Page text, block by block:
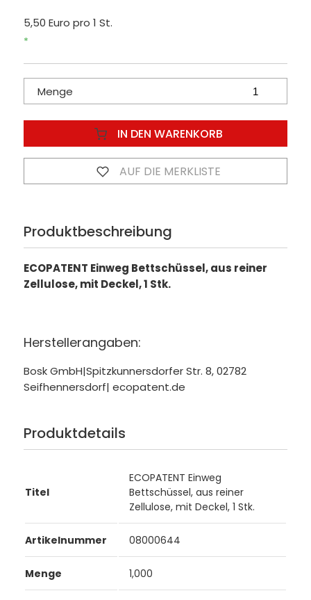
5,50 Euro pro 1 St.
*
Menge
IN DEN WARENKORB
AUF DIE MERKLISTE
Produktbeschreibung
ECOPATENT Einweg Bettschüssel, aus reiner
Zellulose, mit Deckel, 1 Stk.
Herstellerangaben:
Bosk GmbH|Spitzkunnersdorfer Str. 8, 02782
Seifhennersdorf| ecopatent.de
Produktdetails
Titel
ECOPATENT Einweg
Bettschüssel, aus reiner
Zellulose, mit Deckel, 1 Stk.
Artikelnummer 08000644
Menge 1,000